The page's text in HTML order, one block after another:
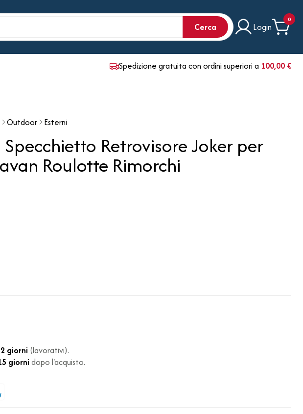
Cerca Login
0
Spedizione gratuita con ordini superiori a 100,00 €
Outdoor Esterni
Specchietto Retrovisore Joker per
Roulotte Rimorchi
giorni (lavorativi).
giorni dopo l'acquisto.